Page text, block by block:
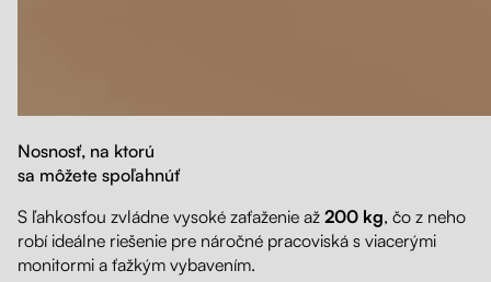
Nosnosť, na ktorú
sa môžete spoľahnúť
S ľahkosťou zvládne vysoké zaťaženie až 200 kg, čo z neho
robí ideálne riešenie pre náročné pracoviská s viacerými
monitormi a ťažkým vybavením.